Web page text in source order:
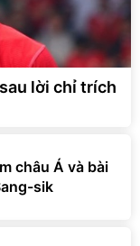
lời chỉ trích
châu Á và bài
sik